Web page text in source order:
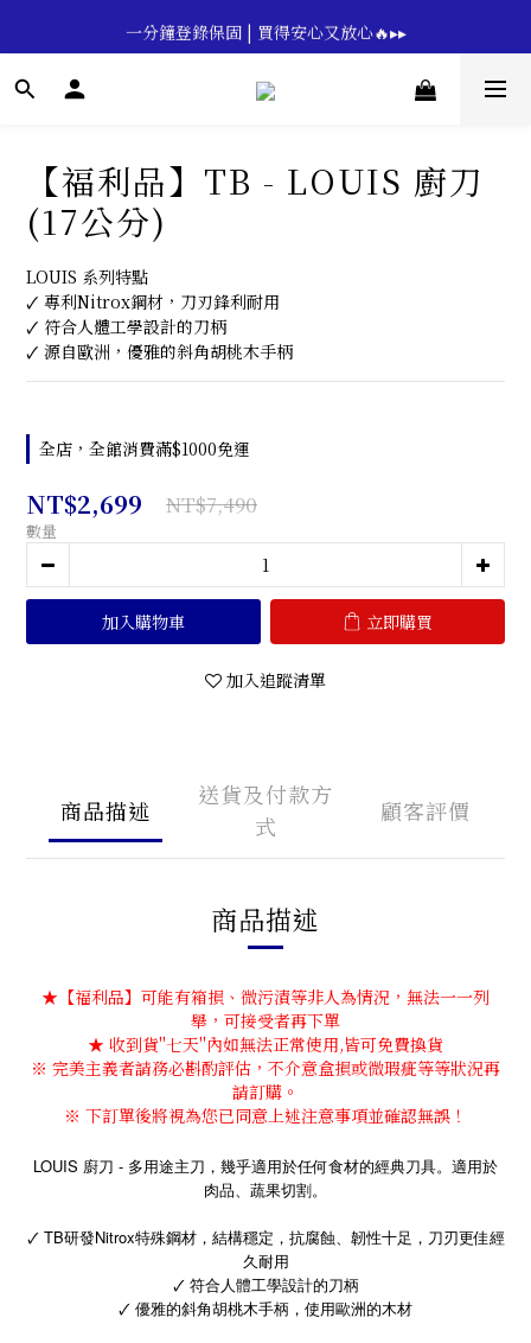
🔥💪My Superdad😍｜全館領券享9折｜立即領券 →
一分鐘登錄保固 | 買得安心又放心🔥▸▸
🔥💪My Superdad😍｜全館領券享9折｜立即領券 →
【福利品】TB - LOUIS 廚刀
(17公分)
LOUIS 系列特點
🗸 專利Nitrox鋼材，刀刃鋒利耐用
🗸 符合人體工學設計的刀柄
🗸 源自歐洲，優雅的斜角胡桃木手柄
全店，全館消費滿$1000免運
NT$2,699 NT$7,490
數量
加入購物車 立即購買
加入追蹤清單
商品描述
送貨及付款方
式
顧客評價
商品描述
★【福利品】可能有箱損、微污漬等非人為情況，無法一一列
舉，可接受者再下單
★ 收到貨''七天''內如無法正常使用,皆可免費換貨
※ 完美主義者請務必斟酌評估，不介意盒損或微瑕疵等等狀況再
請訂購。
※ 下訂單後將視為您已同意上述注意事項並確認無誤！
LOUIS 廚刀 - 多用途主刀 ，幾乎適用於任何食材的經典刀具。適用於
肉品、蔬果切割。
🗸 TB研發Nitrox特殊鋼材，結構穩定，抗腐蝕、韌性十足，刀刃更佳經
久耐用
🗸 符合人體工學設計的刀柄
🗸 優雅的斜角胡桃木手柄，使用歐洲的木材